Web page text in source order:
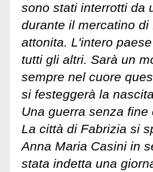
sono stati interrotti da
durante il mercatino
attonita. L'intero
tutti gli altri. Sarà un
sempre nel cuore
si festeggerà la
Una guerra senza
La città di Fabrizia si
Anna Maria Casini in
stata indetta una